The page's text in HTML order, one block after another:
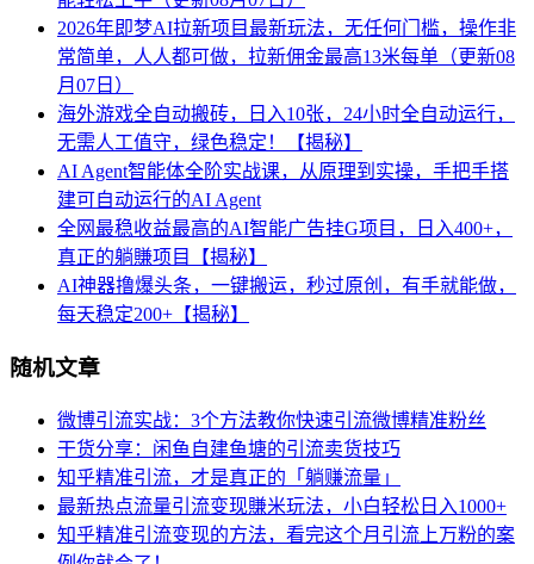
2026年即梦AI拉新项目最新玩法，无任何门槛，操作非
常简单，人人都可做，拉新佣金最高13米每单（更新08
月07日）
海外游戏全自动搬砖，日入10张，24小时全自动运行，
无需人工值守，绿色稳定！【揭秘】
AI Agent智能体全阶实战课，从原理到实操，手把手搭
建可自动运行的AI Agent
全网最稳收益最高的AI智能广告挂G项目，日入400+，
真正的躺賺项目【揭秘】
AI神器撸爆头条，一键搬运，秒过原创，有手就能做，
每天稳定200+【揭秘】
随机文章
微博引流实战：3个方法教你快速引流微博精准粉丝
干货分享：闲鱼自建鱼塘的引流卖货技巧
知乎精准引流，才是真正的「躺赚流量」
最新热点流量引流变现賺米玩法，小白轻松日入1000+
知乎精准引流变现的方法，看完这个月引流上万粉的案